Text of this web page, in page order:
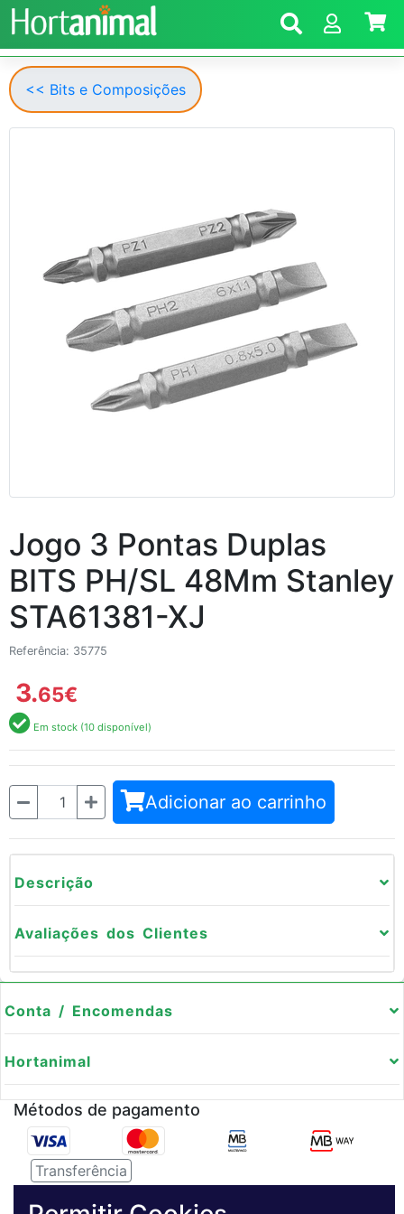
<< Bits e Composições
Jogo 3 Pontas Duplas
BITS PH/SL 48Mm Stanley
STA61381-XJ
Referência: 35775
3.65€
Em stock (10 disponível)
Quantidade Adicionar ao carrinho
Descrição
Avaliações dos Clientes
Conta / Encomendas
Hortanimal
Métodos de pagamento
Transferência